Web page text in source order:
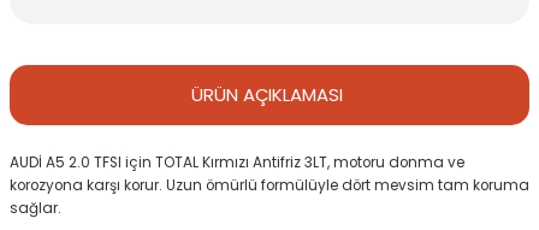
ÜRÜN AÇIKLAMASI
AUDİ A5 2.0 TFSI için TOTAL Kırmızı Antifriz 3LT, motoru donma ve
korozyona karşı korur. Uzun ömürlü formülüyle dört mevsim tam koruma
sağlar.